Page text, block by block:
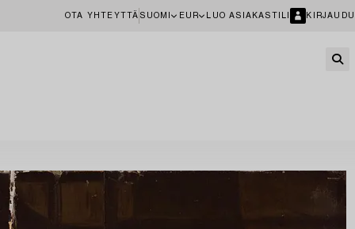
OTA YHTEYTTÄ SUOMI EUR LUO ASIAKASTILI KIRJAUDU